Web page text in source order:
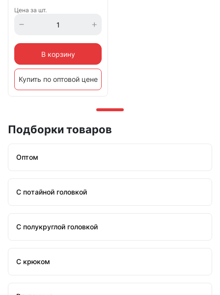
Цена за шт.
В корзину
Купить по оптовой цене
Подборки товаров
Оптом
С потайной головкой
С полукруглой головкой
С крюком